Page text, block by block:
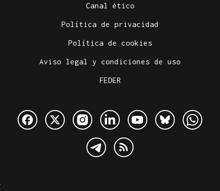
Canal ético
Política de privacidad
Política de cookies
Aviso legal y condiciones de uso
FEDER